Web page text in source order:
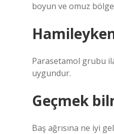
boyun ve omuz
Parasetamol grubu
uygundur.
Geçmek
Baş ağrısına ne iyi